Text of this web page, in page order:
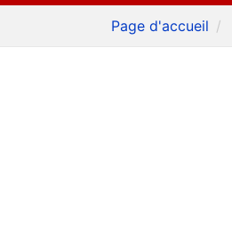
Page d'accueil